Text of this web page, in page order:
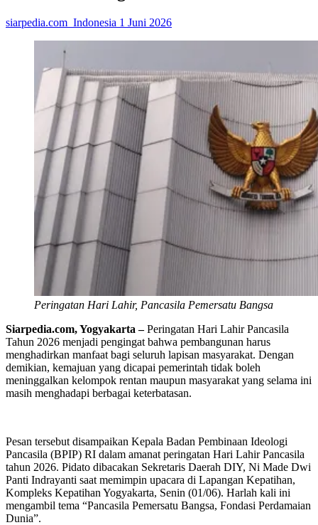
siarpedia.com_Indonesia 1 Juni 2026
Peringatan Hari Lahir, Pancasila Pemersatu Bangsa
Siarpedia.com, Yogyakarta –Peringatan Hari Lahir Pancasila
Tahun 2026 menjadi pengingat bahwa pembangunan harus
menghadirkan manfaat bagi seluruh lapisan masyarakat. Dengan
demikian, kemajuan yang dicapai pemerintah tidak boleh
meninggalkan kelompok rentan maupun masyarakat yang selama ini
masih menghadapi berbagai keterbatasan.
Pesan tersebut disampaikan Kepala Badan Pembinaan Ideologi
Pancasila (BPIP) RI dalam amanat peringatan Hari Lahir Pancasila
tahun 2026. Pidato dibacakan Sekretaris Daerah DIY, Ni Made Dwi
Panti Indrayanti saat memimpin upacara di Lapangan Kepatihan,
Kompleks Kepatihan Yogyakarta, Senin (01/06). Harlah kali ini
mengambil tema “Pancasila Pemersatu Bangsa, Fondasi Perdamaian
Dunia”.